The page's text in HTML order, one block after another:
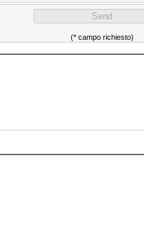
(* campo richiesto)